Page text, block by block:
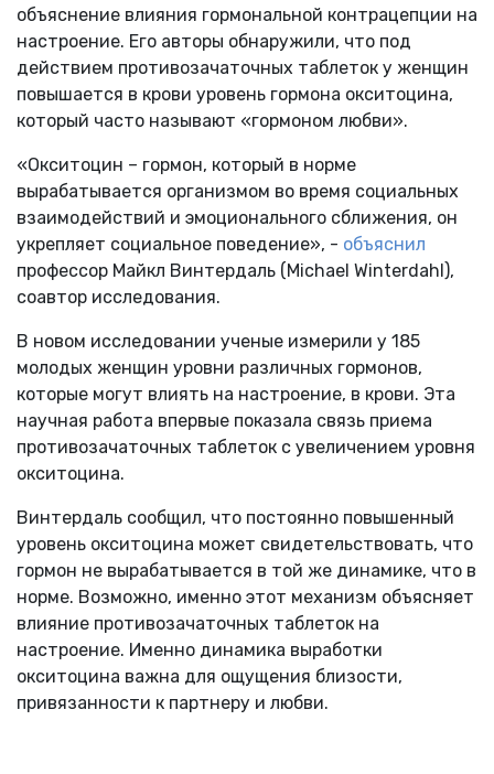
объяснение влияния гормональной контрацепции на
настроение. Его авторы обнаружили, что под
действием противозачаточных таблеток у женщин
повышается в крови уровень гормона окситоцина,
который часто называют «гормоном любви».
«Окситоцин – гормон, который в норме
вырабатывается организмом во время социальных
взаимодействий и эмоционального сближения, он
укрепляет социальное поведение», - объяснил
профессор Майкл Винтердаль (Michael Winterdahl),
соавтор исследования.
В новом исследовании ученые измерили у 185
молодых женщин уровни различных гормонов,
которые могут влиять на настроение, в крови. Эта
научная работа впервые показала связь приема
противозачаточных таблеток с увеличением уровня
окситоцина.
Винтердаль сообщил, что постоянно повышенный
уровень окситоцина может свидетельствовать, что
гормон не вырабатывается в той же динамике, что в
норме. Возможно, именно этот механизм объясняет
влияние противозачаточных таблеток на
настроение. Именно динамика выработки
окситоцина важна для ощущения близости,
привязанности к партнеру и любви.